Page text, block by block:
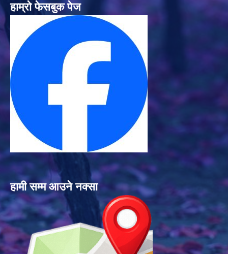
हाम्रो फेसबुक पेज
हामी सम्म आउने नक्सा